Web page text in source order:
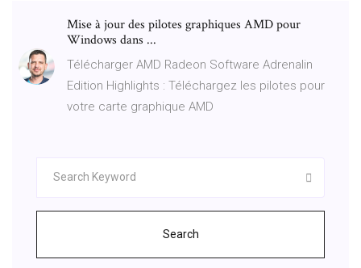
Mise à jour des pilotes graphiques AMD pour
Windows dans ...
Télécharger AMD Radeon Software Adrenalin
Edition Highlights : Téléchargez les pilotes pour
votre carte graphique AMD
Search